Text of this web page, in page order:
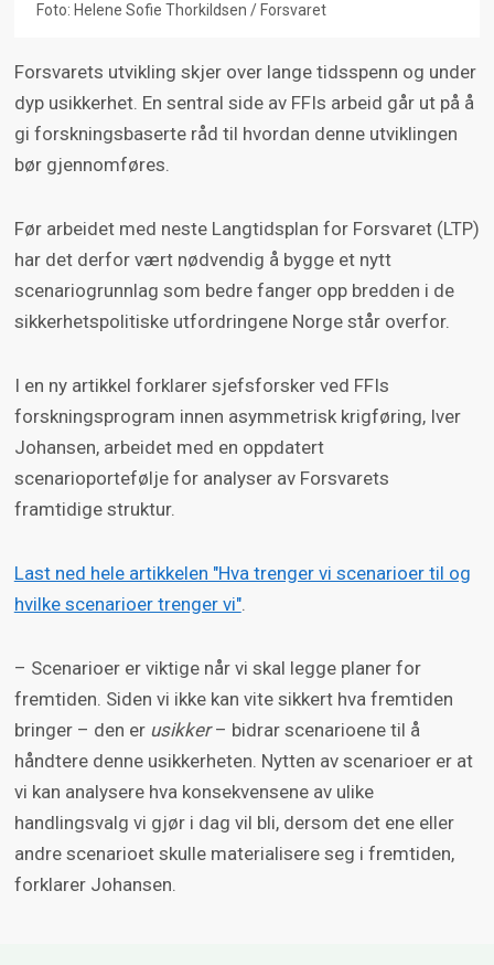
Foto: Helene Sofie Thorkildsen / Forsvaret
Forsvarets utvikling skjer over lange tidsspenn og under
dyp usikkerhet. En sentral side av FFIs arbeid går ut på å
gi forskningsbaserte råd til hvordan denne utviklingen
bør gjennomføres.
Før arbeidet med neste Langtidsplan for Forsvaret (LTP)
har det derfor vært nødvendig å bygge et nytt
scenariogrunnlag som bedre fanger opp bredden i de
sikkerhetspolitiske utfordringene Norge står overfor.
I en ny artikkel forklarer sjefsforsker ved FFIs
forskningsprogram innen asymmetrisk krigføring, Iver
Johansen, arbeidet med en oppdatert
scenarioportefølje for analyser av Forsvarets
framtidige struktur.
Last ned hele artikkelen "Hva trenger vi scenarioer til og
hvilke scenarioer trenger vi".
– Scenarioer er viktige når vi skal legge planer for
fremtiden. Siden vi ikke kan vite sikkert hva fremtiden
bringer – den er usikker– bidrar scenarioene til å
håndtere denne usikkerheten. Nytten av scenarioer er at
vi kan analysere hva konsekvensene av ulike
handlingsvalg vi gjør i dag vil bli, dersom det ene eller
andre scenarioet skulle materialisere seg i fremtiden,
forklarer Johansen.